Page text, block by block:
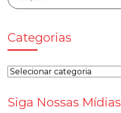
Categorias
Siga Nossas Mídias